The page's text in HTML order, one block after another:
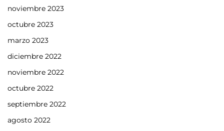
noviembre 2023
octubre 2023
marzo 2023
diciembre 2022
noviembre 2022
octubre 2022
septiembre 2022
agosto 2022